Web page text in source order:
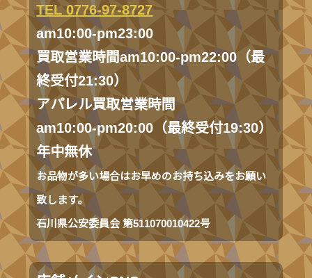
TEL 0776-97-8727
am10:00-pm23:00
買取営業時間am10:00-pm22:00（最
終受付21:30）
アパレル買取営業時間
am10:00-pm20:00（最終受付19:30）
年中無休
お品物が多い場合はお早めのお持ち込みをお願い
致します。
石川県公安委員会 第511070010422号